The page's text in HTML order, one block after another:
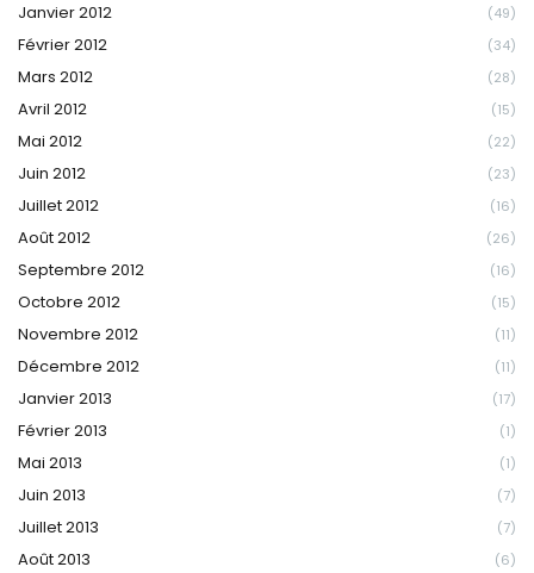
Janvier 2012 (49)
Février 2012 (34)
Mars 2012 (28)
Avril 2012 (15)
Mai 2012 (22)
Juin 2012 (23)
Juillet 2012 (16)
Août 2012 (26)
Septembre 2012 (16)
Octobre 2012 (15)
Novembre 2012 (11)
Décembre 2012 (11)
Janvier 2013 (17)
Février 2013 (1)
Mai 2013 (1)
Juin 2013 (7)
Juillet 2013 (7)
Août 2013 (6)